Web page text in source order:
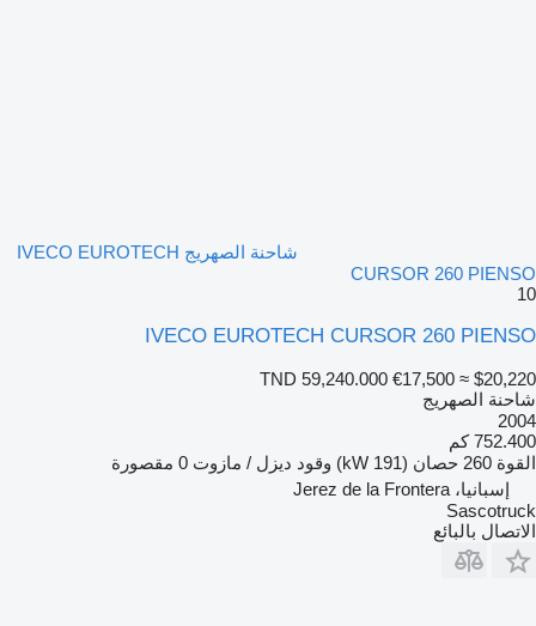
شاحنة الصهريج IVECO EUROTECH
CURSOR 260 PIENSO
10
IVECO EUROTECH CURSOR 260 PIENSO
TND 59,240.000 €17,500 ≈ $20,220
شاحنة الصهريج
2004
752.400 كم
القوة 260 حصان (191 kW) وقود ديزل / مازوت 0 مقصورة
إسبانيا، Jerez de la Frontera
Sascotruck
الاتصال بالبائع